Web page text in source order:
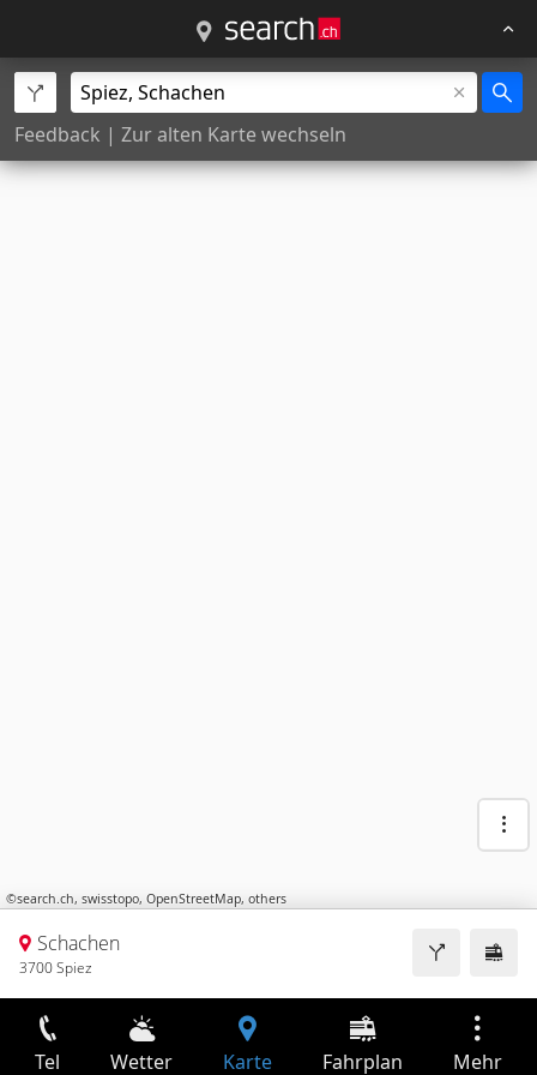
Feedback | Zur alten Karte wechseln
©search.ch, swisstopo, OpenStreetMap, others
Schachen
3700 Spiez
Tel Wetter Karte Fahrplan Mehr